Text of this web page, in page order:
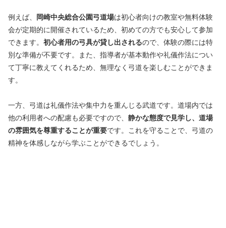
例えば、 岡崎中央総合公園弓道場は初心者向けの教室や無料体験
会が定期的に開催されているため、初めての方でも安心して参加
できます。 初心者用の弓具が貸し出されるので、体験の際には特
別な準備が不要です。また、指導者が基本動作や礼儀作法につい
て丁寧に教えてくれるため、無理なく弓道を楽しむことができま
す。
一方、弓道は礼儀作法や集中力を重んじる武道です。道場内では
他の利用者への配慮も必要ですので、 静かな態度で見学し、道場
の雰囲気を尊重することが重要です。これを守ることで、弓道の
精神を体感しながら学ぶことができるでしょう。